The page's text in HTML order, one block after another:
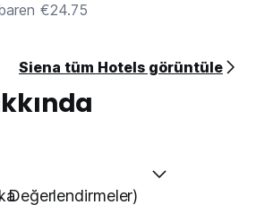
€24.75
Siena tüm Hotels görüntüle
Değerlendirmeler)